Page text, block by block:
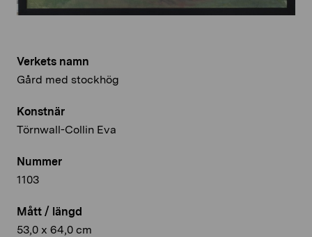
Verkets namn
Gård med stockhög
Konstnär
Törnwall-Collin Eva
Nummer
1103
Mått / längd
53,0 x 64,0 cm